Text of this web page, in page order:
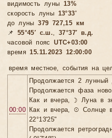
видимость луны 13%
скорость луны 13°33'
до луны379 727,15 км
📌 55°45′ с.ш.,37°37′ в.д.
часовой поясUTC+03:00
время15.11.2023 12:00:00
время местное, cобытия на
00:00
Продолжается 2 лунный
Продолжается фаза
Как и вчера, ☽ Луна в
Как и вчера, ☉ Солнце
22°13'25"
Продолжается